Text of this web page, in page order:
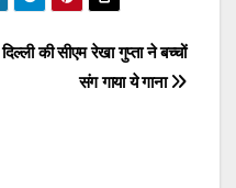
द‍िल्ली की सीएम रेखा गुप्ता ने बच्चों
संग गाया ये गाना